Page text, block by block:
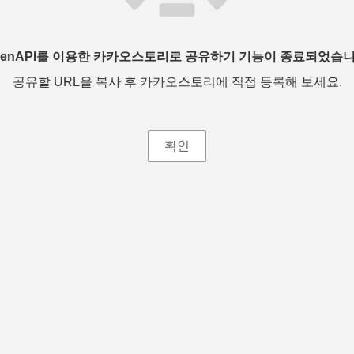
를 이용한 카카오스토리로 공유하기 기능이 종료되었습
공유할 URL을 복사 후 카카오스토리에 직접 등록해 보세요.
확인